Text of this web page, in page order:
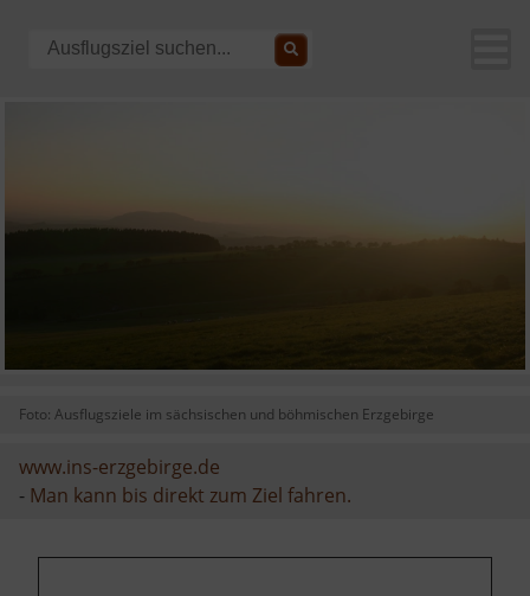
Foto: Ausflugsziele im sächsischen und böhmischen Erzgebirge
www.ins-erzgebirge.de
- Man kann bis direkt zum Ziel fahren.